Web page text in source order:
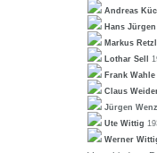
Andreas
Hans
Markus
Lothar Sell
Frank Wahle
Claus
Jürgen
Ute Wittig
Werner